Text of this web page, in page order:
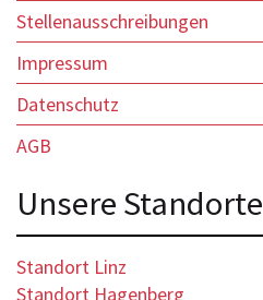
Stellenausschreibungen
Impressum
Datenschutz
AGB
Unsere Standorte
Standort Linz
Standort Hagenberg